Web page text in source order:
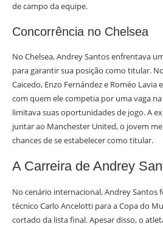
de campo da equipe.
Concorrência no Chelsea
No Chelsea, Andrey Santos enfrentava
para garantir sua posição como titular.
Caicedo, Enzo Fernández e Roméo
com quem ele competia por uma vaga
limitava suas oportunidades de jogo. A
juntar ao Manchester United, o jovem
chances de se estabelecer como titular.
A Carreira de Andrey
No cenário internacional, Andrey Santos
técnico Carlo Ancelotti para a Copa do
cortado da lista final. Apesar disso, o